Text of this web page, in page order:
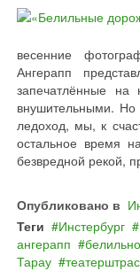
весенние
Ангерапп
запечатлённые на
внушительными. Но
ледоход, мы, к
остальное время
безвредной рекой,
Опубликовано в
Теги
Инстербург
ангерапп
Тарау